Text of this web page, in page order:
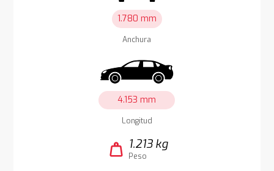
1.780 mm
Anchura
4.153 mm
Longitud
weight 1.213 kg
Peso